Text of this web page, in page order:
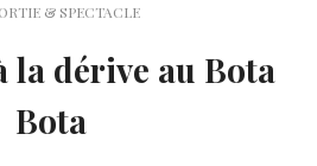
& SPECTACLE
la dérive au Bota
Bota